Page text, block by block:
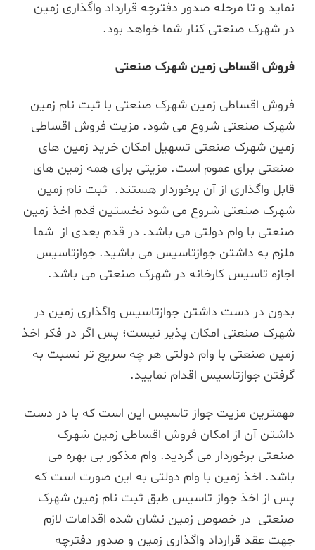
نماید و تا مرحله صدور دفترچه قرارداد واگذاری زمین
در شهرک صنعتی کنار شما خواهد بود.
فروش اقساطی زمین شهرک صنعتی
فروش اقساطی زمین شهرک صنعتی با ثبت نام زمین
شهرک صنعتی شروع می شود. مزیت فروش اقساطی
زمین شهرک صنعتی تسهیل امکان خرید زمین های
صنعتی برای عموم است. مزیتی برای همه زمین های
قابل واگذاری از آن برخوردار هستند. ثبت نام زمین
شهرک صنعتی شروع می شود نخستین قدم اخذ زمین
صنعتی با وام دولتی می باشد. در قدم بعدی از شما
ملزم به داشتن جوازتاسیس می باشید. جوازتاسیس
اجازه تاسیس کارخانه در شهرک صنعتی می باشد.
بدون در دست داشتن جوازتاسیس واگذاری زمین در
شهرک صنعتی امکان پذیر نیست؛ پس اگر در فکر اخذ
زمین صنعتی با وام دولتی هر چه سریع تر نسبت به
گرفتن جوازتاسیس اقدام نمایید.
مهمترین مزیت جواز تاسیس این است که با در دست
داشتن آن از امکان فروش اقساطی زمین شهرک
صنعتی برخوردار می گردید. وام مذکور بی بهره می
باشد. اخذ زمین با وام دولتی به این صورت است که
پس از اخذ جواز تاسیس طبق ثبت نام زمین شهرک
صنعتی در خصوص زمین نشان شده اقدامات لازم
جهت عقد قرارداد واگذاری زمین و صدور دفترچه